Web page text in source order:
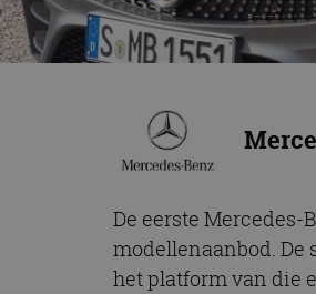
De eerste
modellenaanbod. De
het platform van die